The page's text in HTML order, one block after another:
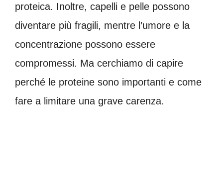
proteica. Inoltre, capelli e pelle possono
diventare più fragili, mentre l’umore e la
concentrazione possono essere
compromessi. Ma cerchiamo di capire
perché le proteine sono importanti e come
fare a limitare una grave carenza.